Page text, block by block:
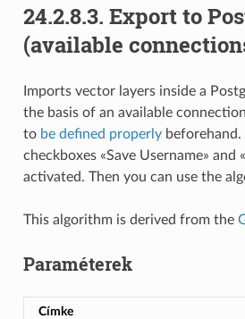
24.2.8.3. Export to
(available
Imports vector layers inside a
the basis of an available
to be defined properlybeforehand.
checkboxes «Save Username» and
activated. Then you can use the
This algorithm is derived from the
Paraméterek
Címke